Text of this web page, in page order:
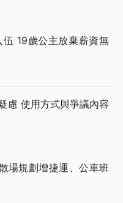
19歲公主放棄薪資無
慮 使用方式與爭議內容
場規劃增捷運、公車班